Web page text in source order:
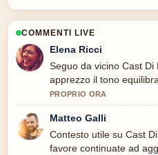
COMMENTI LIVE
Elena Ricci
Seguo da vicino Cast
apprezzo il tono
PROPRIO ORA
Matteo Galli
Contesto utile su Cast
favore continuate ad